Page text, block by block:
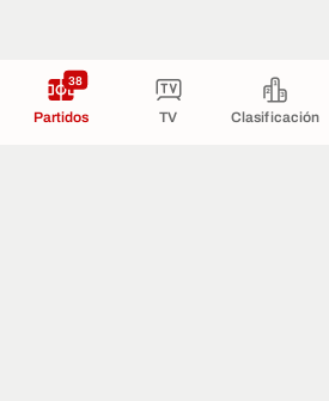
Partidos
38
TV Clasificación